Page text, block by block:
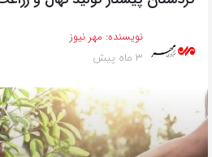
نویسنده: مهر نیوز
3 ماه پیش